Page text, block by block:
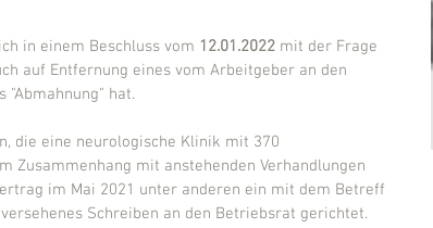
in einem Beschluss vom 12.01.2022 mit der Frage
auf Entfernung eines vom Arbeitgeber an den
hat.
die eine neurologische Klinik mit 370
Zusammenhang mit anstehenden Verhandlungen
im Mai 2021 unter anderen ein mit dem Betreff
Schreiben an den Betriebsrat gerichtet.